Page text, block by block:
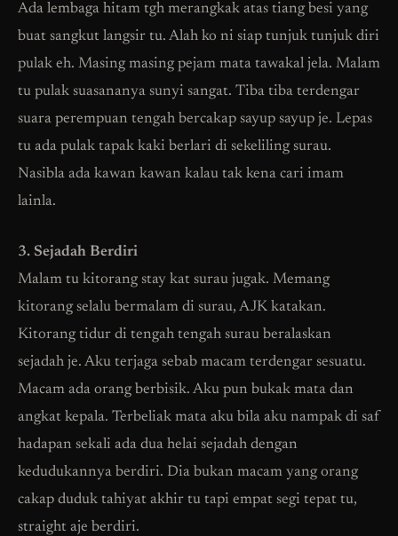
Ada lembaga hitam tgh merangkak atas tiang besi yang
buat sangkut langsir tu. Alah ko ni siap tunjuk tunjuk diri
pulak eh. Masing masing pejam mata tawakal jela. Malam
tu pulak suasananya sunyi sangat. Tiba tiba terdengar
suara perempuan tengah bercakap sayup sayup je. Lepas
tu ada pulak tapak kaki berlari di sekeliling surau.
Nasibla ada kawan kawan kalau tak kena cari imam
lainla.
3. Sejadah Berdiri
Malam tu kitorang stay kat surau jugak. Memang
kitorang selalu bermalam di surau, AJK katakan.
Kitorang tidur di tengah tengah surau beralaskan
sejadah je. Aku terjaga sebab macam terdengar sesuatu.
Macam ada orang berbisik. Aku pun bukak mata dan
angkat kepala. Terbeliak mata aku bila aku nampak di saf
hadapan sekali ada dua helai sejadah dengan
kedudukannya berdiri. Dia bukan macam yang orang
cakap duduk tahiyat akhir tu tapi empat segi tepat tu,
straight aje berdiri.